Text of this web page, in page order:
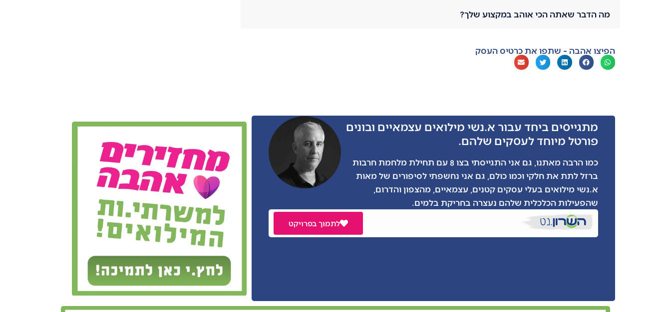
מה הדבר שאתה הכי אוהב במקצוע שלך?
הפיצו אהבה - שתפו את כרטיס העסק
מתגייסים ביחד עבור א.נשי מילואים עצמאיים ובונים
פורטל מיוחד לעסקים שלהם.
כמו הרבה מאתנו, גם אני התגייסתי בצו 8 עם תחילת מלחמת חרבות
ברזל לתת את חלקי וכמו כולם, גם אני נחשפתי לסיפורים של מאות
א.נשי מילואים בעלי עסקים קטנים, עצמאיים, מהצפון והדרום,
שהפעילות הכלכלית שלהם נעצרה בחריקת בלמים.
לתמוך בפרויקט